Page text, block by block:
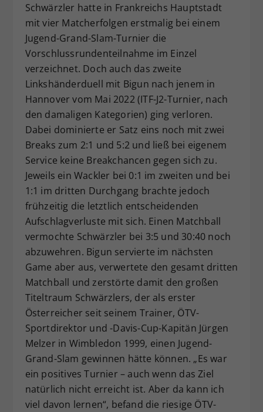
Schwärzler hatte in Frankreichs Hauptstadt
mit vier Matcherfolgen erstmalig bei einem
Jugend-Grand-Slam-Turnier die
Vorschlussrundenteilnahme im Einzel
verzeichnet. Doch auch das zweite
Linkshänderduell mit Bigun nach jenem in
Hannover vom Mai 2022 (ITF-J2-Turnier, nach
den damaligen Kategorien) ging verloren.
Dabei dominierte er Satz eins noch mit zwei
Breaks zum 2:1 und 5:2 und ließ bei eigenem
Service keine Breakchancen gegen sich zu.
Jeweils ein Wackler bei 0:1 im zweiten und bei
1:1 im dritten Durchgang brachte jedoch
frühzeitig die letztlich entscheidenden
Aufschlagverluste mit sich. Einen Matchball
vermochte Schwärzler bei 3:5 und 30:40 noch
abzuwehren. Bigun servierte im nächsten
Game aber aus, verwertete den gesamt dritten
Matchball und zerstörte damit den großen
Titeltraum Schwärzlers, der als erster
Österreicher seit seinem Trainer, ÖTV-
Sportdirektor und -Davis-Cup-Kapitän Jürgen
Melzer in Wimbledon 1999, einen Jugend-
Grand-Slam gewinnen hätte können. „Es war
ein positives Turnier – auch wenn das Ziel
natürlich nicht erreicht ist. Aber da kann ich
viel davon lernen“, befand die riesige ÖTV-